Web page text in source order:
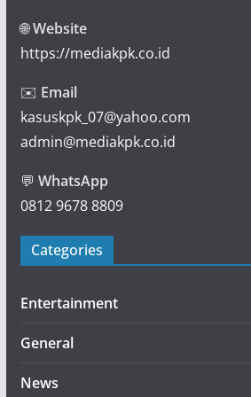
🌐Website
https://mediakpk.co.id
✉️ Email
kasuskpk_07@yahoo.com
admin@mediakpk.co.id
💬 WhatsApp
0812 9678 8809
Categories
Entertainment
General
News